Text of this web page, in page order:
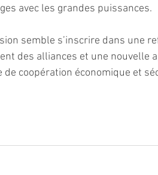
avec les grandes puissances.
semble s’inscrire dans une
des alliances et une nouvelle
coopération économique et